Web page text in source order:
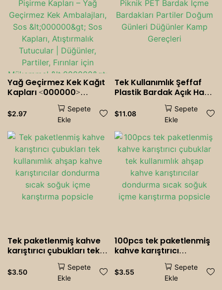
Yağ Geçirmez Kek Kağıt
Kapları <000000>
Pişirme Kapları – Yağ
Geçirmez Kek
Ambalajları, Sos
<000000> Sos Kapları,
Atıştırmalık Tutucular |
Düğünler, Partiler,
Fırınlar için Mükemmel
<000000> Catering
$2.97
Sepete
Ekle
Tek Kullanımlık Şeffaf
Plastik Bardak Açık Hava
Piknik PET Bardak İçme
Bardakları Partiler
Doğum Günleri Düğünler
Kamp Gereçleri
$11.08
Sepete
Ekle
Tek paketlenmiş kahve
karıştırıcı çubukları tek
kullanımlık ahşap kahve
karıştırıcılar dondurma
sıcak soğuk içme
$3.50
Sepete
Ekle
100pcs tek paketlenmiş
kahve karıştırıcı
çubuklar tek kullanımlık
ahşap kahve
karıştırıcılar dondurma
$3.55
Sepete
Ekle